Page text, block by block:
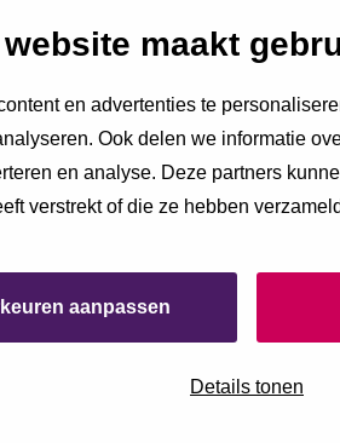
website maakt
en advertenties te
Ook delen we informatie
en analyse. Deze partners
verstrekt of die ze hebben
aanpassen
Details tonen
opent in een nieuw venster.